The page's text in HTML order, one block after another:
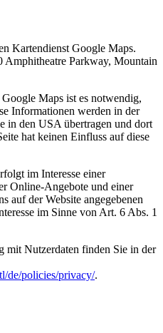
Kartendienst Google Maps.
Parkway, Mountain
Maps ist es notwendig,
Informationen werden in der
in den USA übertragen und dort
hat keinen Einfluss auf diese
im Interesse einer
Online-Angebote und einer
auf der Website angegebenen
im Sinne von Art. 6 Abs. 1
mit Nutzerdaten finden Sie in der
de/policies/privacy/.